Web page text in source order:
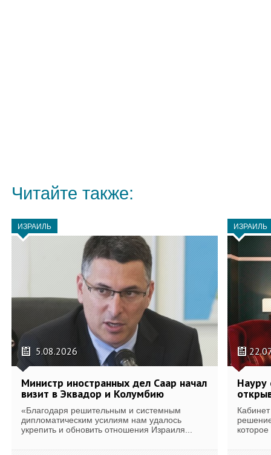
Читайте также:
ИЗРАИЛЬ
5.08.2026
Министр иностранных дел Саар начал
визит в Эквадор и Колумбию
«Благодаря решительным и системным
дипломатическим усилиям нам удалось
укрепить и обновить отношения Израиля...
ИЗРАИЛЬ
Науру